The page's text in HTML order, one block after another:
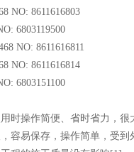
NO: 8611616803
6803119500
NO: 8611616811
NO: 8611616814
6803151100
时操作简便、省时省力，
容易保存，操作简单，受